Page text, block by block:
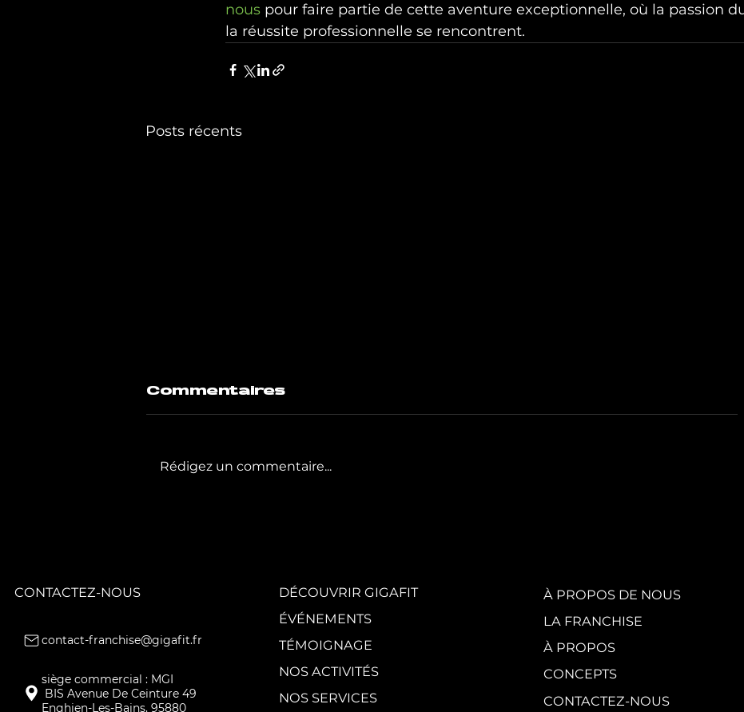
nous pour faire partie de cette aventure exceptionnelle, où la passion
la réussite professionnelle se rencontrent.
Posts récents
nouveaux clubs.
Commentaires
Rédigez un commentaire...
DÉCOUVRIR GIGAFIT
ÉVÉNEMENTS
TÉMOIGNAGE
NOS ACTIVITÉS
NOS SERVICES
CONTACTEZ-NOUS
contact-franchise@gigafit.fr
Enghien-Les-Bains, 95880
À PROPOS DE NOUS
LA FRANCHISE
À PROPOS
CONCEPTS
CONTACTEZ-NOUS